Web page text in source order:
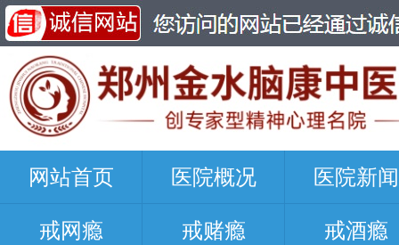
网站首页 医院概况 医院新闻
戒网瘾 戒赌瘾 戒酒瘾